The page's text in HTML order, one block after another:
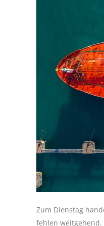
Zum Dienstag
fehlen